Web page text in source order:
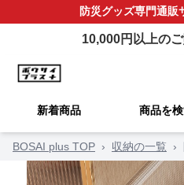
防災グッズ専門通販
10,000円以上の
新着商品 商品を
BOSAI plus TOP › 収納の一覧 ›